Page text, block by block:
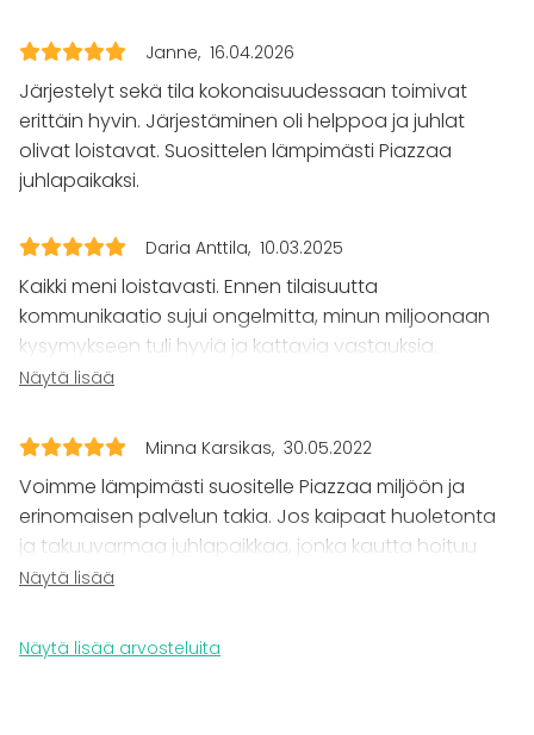
Häät
Saunailta
Illallinen / lounas
Kokous
Seminaari / konferenssi
Messut
Esitys / näytös
Mökkireissu / retriitti
Elämys / aktiviteetti
Pikkujoulut
Tilatyypit
Juhlasali
Yökerho
Baari
Lisätietoa aktiviteeteista
Viini- ja cocktailtastingit.
Janne 16.04.2026
Järjestelyt sekä tila kokonaisuudessaan toimivat
erittäin hyvin. Järjestäminen oli helppoa ja juhlat
olivat loistavat. Suosittelen lämpimästi Piazzaa
juhlapaikaksi.
Daria Anttila 10.03.2025
Kaikki meni loistavasti. Ennen tilaisuutta
kommunikaatio sujui ongelmitta, minun miljoonaan
kysymykseen tuli hyviä ja kattavia vastauksia.
Juhlapäivänä saimme paljon apuja
toteutettiin. Itse tilaisuudessa oli mukavaa,
henkilökunta on erittäin ammattilainen. Ei tarvinnut
miettiä yhtä mitään ylimääräistä, pääsi vain
nauttimaan juhlista. Ja ruoat oli aivan loistavia.
Summana: Hyvät ruoat, uskomattoman ihana ja
Näytä lisää
Minna Karsikas 30.05.2022
Voimme lämpimästi suositelle Piazzaa miljöön ja
erinomaisen palvelun takia. Jos kaipaat huoletonta
ja takuuvarmaa juhlapaikkaa, jonka kautta hoituu
ruuat, juomat sekä viihde niin tässä sinulle sellainen.
sijaitsee Turun keskustassa niin sinne on helppo
päästä niin julkisilla kuin omalla autollakin eikä
Näytä lisää
Näytä lisää arvosteluita